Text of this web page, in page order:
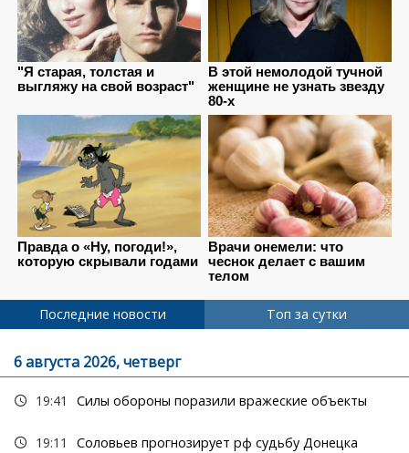
Последние новости Топ за сутки
6 августа 2026, четверг
19:41 Силы обороны поразили вражеские объекты
19:11 Соловьев прогнозирует рф судьбу Донецка